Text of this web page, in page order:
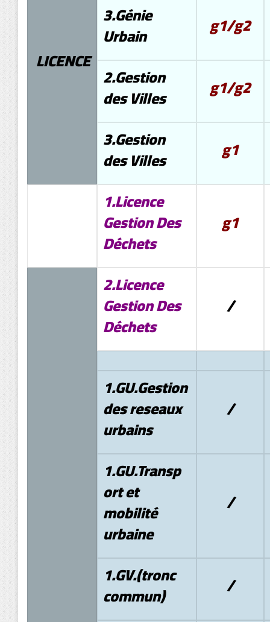
LICENCE
3.Génie
Urbain
g1/g2
2.Gestion
des Villes
g1/g2
3.Gestion
des Villes
g1
1.Licence
Gestion Des
Déchets
g1
2.Licence
Gestion Des
Déchets
/
1.GU.Gestion
des reseaux
urbains
/
1.GU.Transp
ort et
mobilité
urbaine
/
1.GV.(tronc
commun)
/